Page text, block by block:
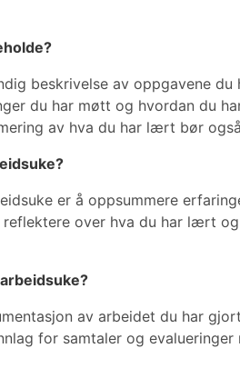
beskrivelse av oppgavene du
du har møtt og hvordan du
av hva du har lært bør
er å oppsummere
over hva du har lært
av arbeidet du har
for samtaler og evalueringer